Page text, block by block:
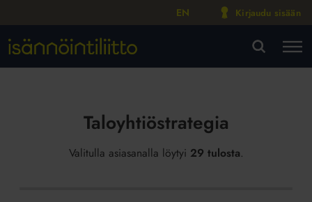
EN Kirjaudu sisään
Taloyhtiöstrategia
Valitulla asiasanalla löytyi 29 tulosta.